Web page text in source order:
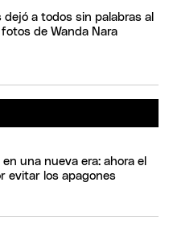
dejó a todos sin palabras al
de Wanda Nara
una nueva era: ahora el
evitar los apagones